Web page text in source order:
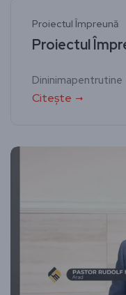
Proiectul Împreună
Proiectul
Dininimapentrutine
Citește